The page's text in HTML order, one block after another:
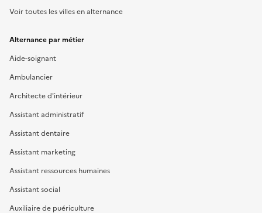
Voir toutes les villes en alternance
Alternance par métier
Aide-soignant
Ambulancier
Architecte d'intérieur
Assistant administratif
Assistant dentaire
Assistant marketing
Assistant ressources humaines
Assistant social
Auxiliaire de puériculture